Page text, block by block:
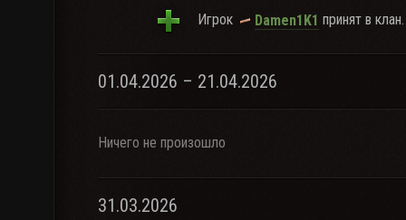
Игрок Damen1K1 принят в клан.
01.04.2026 – 21.04.2026
Ничего не произошло
31.03.2026